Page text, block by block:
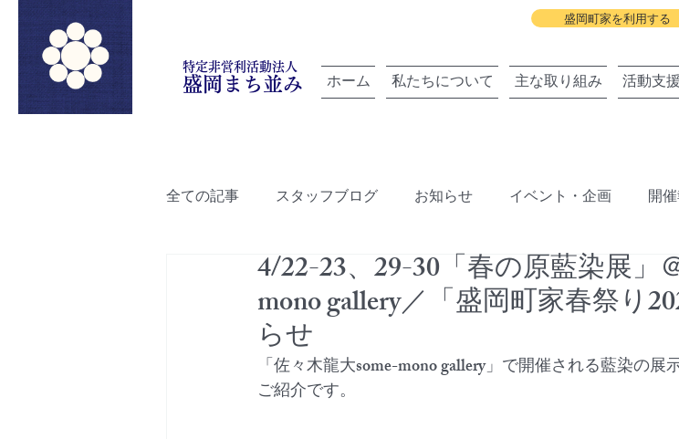
盛岡町家を利用する
特定非営利活動法人
盛岡まち並み ホーム 私たちについて 主な取り組み 活動支
全ての記事 スタッフブログ お知らせ イベント・企画 開
「雲を紡ぐ」でつながろうプロジェクト 盛岡町家春祭り 北上
ルートデザイン
4/22-23、29-30「春の原藍染展」
mono gallery／「盛岡町家春祭り
らせ
「佐々木龍大some-mono gallery」で開催される藍染の
ご紹介です。